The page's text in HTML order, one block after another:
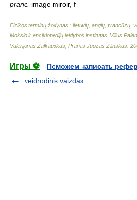
pranc. image miroir, f
Fizikos terminų žodynas : lietuvių, anglų, prancūzų,
Mokslo ir enciklopedijų leidybos institutas Vilius
Valerijonas Žalkauskas, Pranas Juozas Žilinskas
Игры ⚽
Поможем написать
veidrodinis vaizdas